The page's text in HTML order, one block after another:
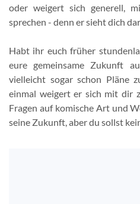
oder weigert sich generell,
sprechen - denn er sieht dich
Habt ihr euch früher
eure gemeinsame Zukunft
vielleicht sogar schon Pläne
einmal weigert er sich mit dir
Fragen auf komische Art und
seine Zukunft, aber du sollst